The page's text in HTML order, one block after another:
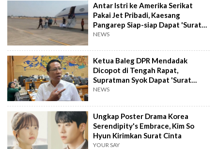
Antar Istri ke Amerika Serikat
Pakai Jet Pribadi, Kaesang
Pangarep Siap-siap Dapat 'Surat
Cinta' dari KPK
NEWS
Ketua Baleg DPR Mendadak
Dicopot di Tengah Rapat,
Supratman Syok Dapat 'Surat
Cinta' Gerindra: Waduh!
NEWS
Ungkap Poster Drama Korea
Serendipity's Embrace, Kim So
Hyun Kirimkan Surat Cinta
YOUR SAY